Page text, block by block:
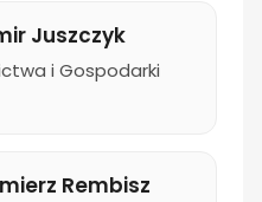
Juszczyk
i Gospodarki
Rembisz